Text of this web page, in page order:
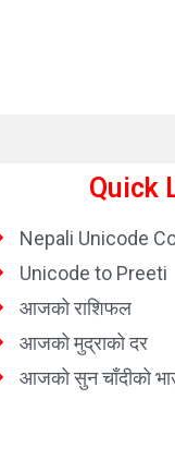
Quick
Nepali Unicode
Unicode to Preeti
आजको राशिफल
आजको मुद्राको दर
आजको सुन चाँदीको